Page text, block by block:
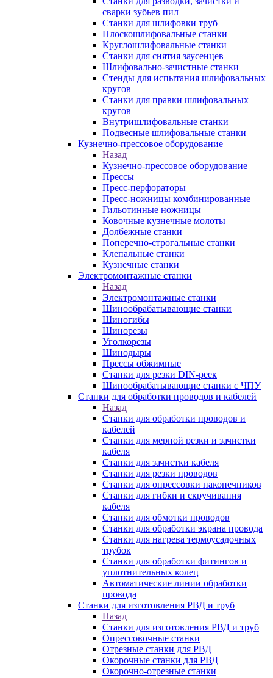
сварки зубьев пил
Станки для шлифовки труб
Плоскошлифовальные станки
Круглошлифовальные станки
Станки для снятия заусенцев
Шлифовально-зачистные станки
Стенды для испытания шлифовальных
кругов
Станки для правки шлифовальных
кругов
Внутришлифовальные станки
Подвесные шлифовальные станки
Кузнечно-прессовое оборудование
Назад
Кузнечно-прессовое оборудование
Прессы
Пресс-перфораторы
Пресс-ножницы комбинированные
Гильотинные ножницы
Ковочные кузнечные молоты
Долбежные станки
Поперечно-строгальные станки
Клепальные станки
Кузнечные станки
Электромонтажные станки
Назад
Электромонтажные станки
Шинообрабатывающие станки
Шиногибы
Шинорезы
Уголкорезы
Шинодыры
Прессы обжимные
Станки для резки DIN-реек
Шинообрабатывающие станки с ЧПУ
Станки для обработки проводов и кабелей
Назад
Станки для обработки проводов и
кабелей
Станки для мерной резки и зачистки
кабеля
Станки для зачистки кабеля
Станки для резки проводов
Станки для опрессовки наконечников
Станки для гибки и скручивания
кабеля
Станки для обмотки проводов
Станки для обработки экрана провода
Станки для нагрева термоусадочных
трубок
Станки для обработки фитингов и
уплотнительных колец
Автоматические линии обработки
провода
Станки для изготовления РВД и труб
Назад
Станки для изготовления РВД и труб
Опрессовочные станки
Отрезные станки для РВД
Окорочные станки для РВД
Окорочно-отрезные станки